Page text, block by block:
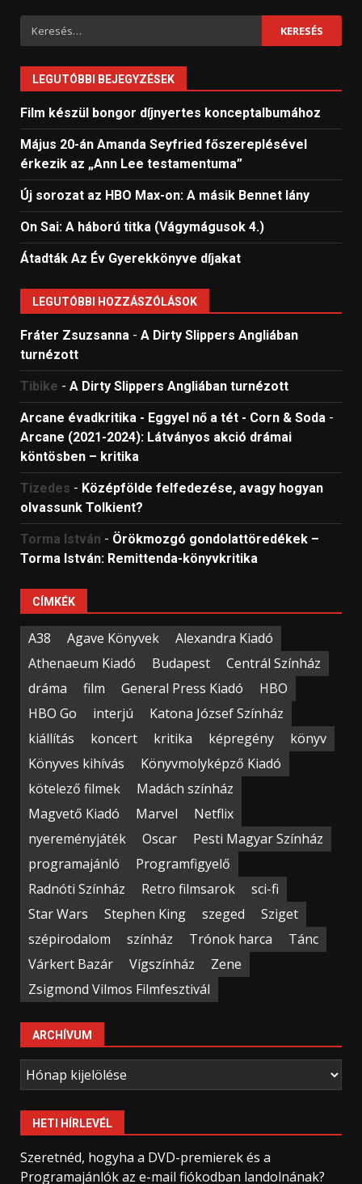
Keresés:
LEGUTÓBBI BEJEGYZÉSEK
Film készül bongor díjnyertes konceptalbumához
Május 20-án Amanda Seyfried főszereplésével
érkezik az „Ann Lee testamentuma”
Új sorozat az HBO Max-on: A másik Bennet lány
On Sai: A ​háború titka (Vágymágusok 4.)
Átadták Az Év Gyerekkönyve díjakat
LEGUTÓBBI HOZZÁSZÓLÁSOK
Fráter Zsuzsanna - A Dirty Slippers Angliában
turnézott
Tibike - A Dirty Slippers Angliában turnézott
Arcane évadkritika - Eggyel nő a tét - Corn & Soda -
Arcane (2021-2024): Látványos akció drámai
köntösben – kritika
Tizedes - Középfölde felfedezése, avagy hogyan
olvassunk Tolkient?
Torma István - Örökmozgó gondolattöredékek –
Torma István: Remittenda-könyvkritika
CÍMKÉK
A38 Agave Könyvek
Alexandra Kiadó
Athenaeum Kiadó
Budapest
Centrál Színház
dráma
film General Press Kiadó
HBO
HBO Go
interjú
Katona József Színház
kiállítás
koncert kritika képregény
könyv
Könyves kihívás
Könyvmolyképző Kiadó
kötelező filmek
Madách színház
Magvető Kiadó
Marvel
Netflix
nyereményjáték
Oscar
Pesti Magyar Színház
programajánló
Programfigyelő
Radnóti Színház
Retro filmsarok
sci-fi
Star Wars
Stephen King szeged
Sziget
szépirodalom
színház Trónok harca
Tánc
Várkert Bazár
Vígszínház
Zene
Zsigmond Vilmos Filmfesztivál
ARCHÍVUM
Archívum
HETI HÍRLEVÉL
Szeretnéd, hogyha a DVD-premierek és a
Programajánlók az e-mail fiókodban landolnának?